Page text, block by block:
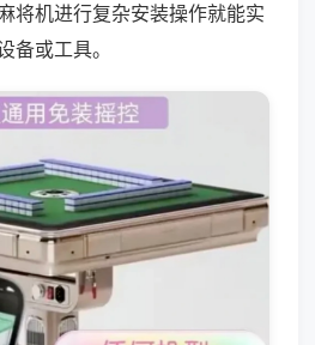
将机进行复杂安装操作就能实
备或工具。